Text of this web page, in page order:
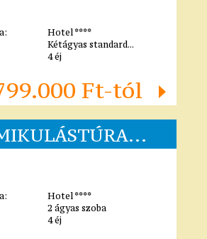
Hotel ****
Kétágyas standard...
4 éj
Ft-tól
Hotel ****
2 ágyas szoba
4 éj